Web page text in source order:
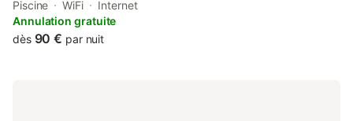
property offers access to a terrace, free private parking and
free WiFi.
Piscine WiFi
Internet
Annulation gratuite
dès 90 € par nuit